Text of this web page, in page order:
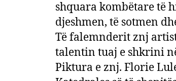
shquara kombëtare të
djeshmen, të sotmen
Të falemnderit znj
talentin tuaj e shkrini
Piktura e znj. Florie